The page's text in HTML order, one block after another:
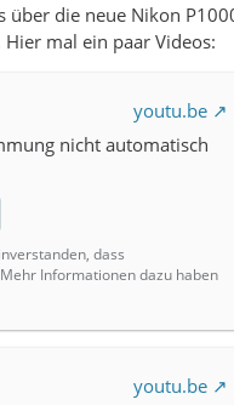
die neue Nikon
mal ein paar Videos:
youtu.be
nicht automatisch
dass
Informationen dazu haben
youtu.be